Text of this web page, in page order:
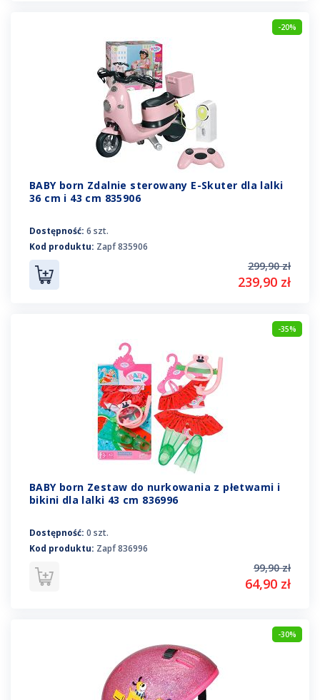
-20%
BABY born Zdalnie sterowany E-Skuter dla lalki
36 cm i 43 cm 835906
Dostępność: 6 szt.
Kod produktu: Zapf 835906
299,90 zł
239,90 zł
-35%
BABY born Zestaw do nurkowania z płetwami i
bikini dla lalki 43 cm 836996
Dostępność: 0 szt.
Kod produktu: Zapf 836996
99,90 zł
64,90 zł
-30%